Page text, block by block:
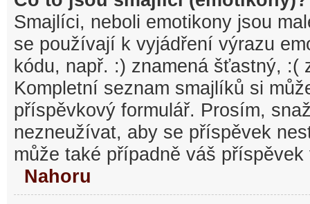
Smajlíci, neboli emotikony jsou
se používají k vyjádření výrazu
kódu, např. :) znamená šťastný, :(
Kompletní seznam smajlíků si
příspěvkový formulář. Prosím,
nezneužívat, aby se příspěvek
může také případně váš
Nahoru